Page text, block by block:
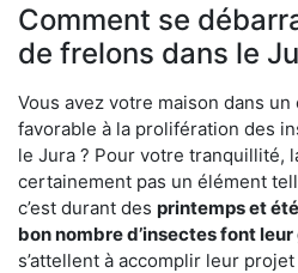
Comment se
de frelons dans le
Vous avez votre maison dans
favorable à la prolifération des
le Jura ? Pour votre tranquillité,
certainement pas un élément
c’est durant des printemps et
bon nombre d’insectes font
s’attellent à accomplir leur